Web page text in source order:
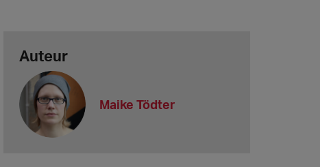
Auteur
Maike Tödter